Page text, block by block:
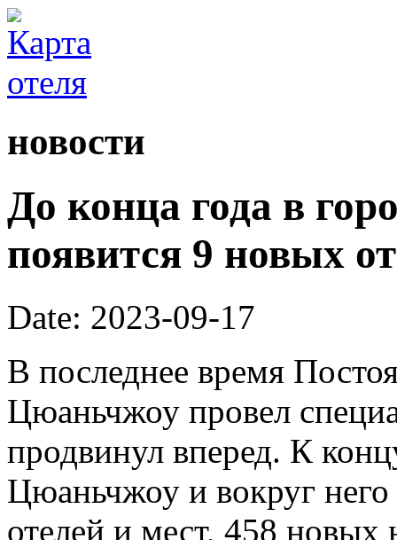
новости
До конца года в
появится 9 новых
Date: 2023-09-17
В последнее время
Цюаньчжоу провел
продвинул вперед. К
Цюаньчжоу и вокруг
отелей и мест, 458 новых